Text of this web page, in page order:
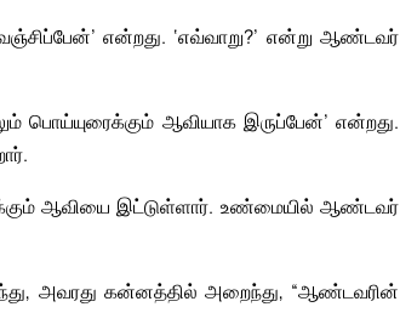
என்றது. ‘எவ்வாறு?’ என்று ஆண்டவர்
ஆவியாக இருப்பேன்’ என்றது.
ஆவியை இட்டுள்ளார். உண்மையில் ஆண்டவர்
அவரது கன்னத்தில் அறைந்து, “ஆண்டவரின்